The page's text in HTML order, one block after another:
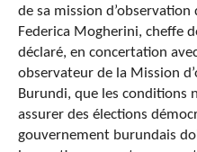
de sa mission
Federica Mogherini, cheffe
déclaré, en concertation
observateur de la Mission
Burundi, que les conditions
assurer des élections
gouvernement burundais